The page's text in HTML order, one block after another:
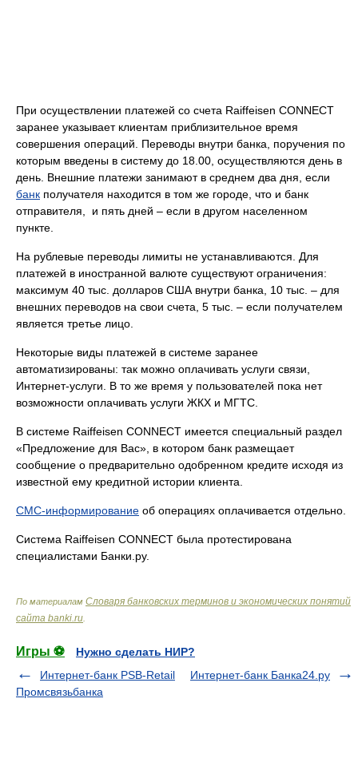
При осуществлении платежей со счета Raiffeisen CONNECT
заранее указывает клиентам приблизительное время
совершения операций. Переводы внутри банка, поручения по
которым введены в систему до 18.00, осуществляются день в
день. Внешние платежи занимают в среднем два дня, если
банк получателя находится в том же городе, что и банк
отправителя, и пять дней – если в другом населенном
пункте.
На рублевые переводы лимиты не устанавливаются. Для
платежей в иностранной валюте существуют ограничения:
максимум 40 тыс. долларов США внутри банка, 10 тыс. – для
внешних переводов на свои счета, 5 тыс. – если получателем
является третье лицо.
Некоторые виды платежей в системе заранее
автоматизированы: так можно оплачивать услуги связи,
Интернет-услуги. В то же время у пользователей пока нет
возможности оплачивать услуги ЖКХ и МГТС.
В системе Raiffeisen CONNECT имеется специальный раздел
«Предложение для Вас», в котором банк размещает
сообщение о предварительно одобренном кредите исходя из
известной ему кредитной истории клиента.
СМС-информирование об операциях оплачивается отдельно.
Система Raiffeisen CONNECT была протестирована
специалистами Банки.ру.
По материалам Словаря банковских терминов и экономических понятий
сайта banki.ru
Игры ⚽
Нужно сделать НИР?
Интернет-банк PSB-Retail
Промсвязьбанка
Интернет-банк Банка24.ру